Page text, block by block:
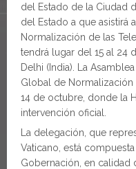
del Estado de la Ciudad
del Estado a que asistirá
Normalización de las
tendrá lugar del 15 al 24
Delhi (India). La
Global de Normalización
14 de octubre, donde la
intervención oficial.
La delegación, que
Vaticano, está
Gobernación, en calidad